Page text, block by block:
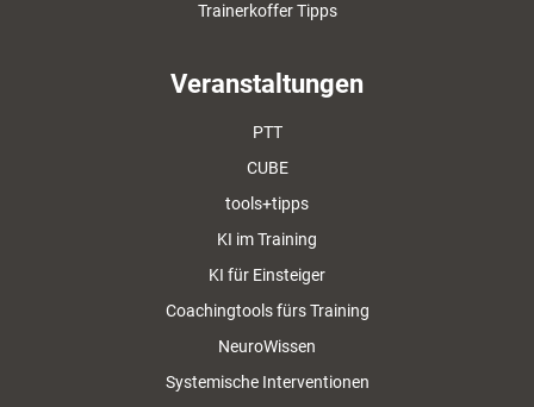
Trainerkoffer Tipps
Veranstaltungen
PTT
CUBE
tools+tipps
KI im Training
KI für Einsteiger
Coachingtools fürs Training
NeuroWissen
Systemische Interventionen